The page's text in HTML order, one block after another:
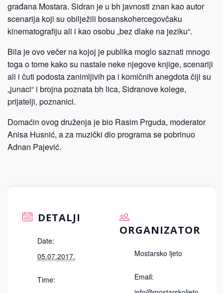
građana Mostara. Sidran je u bh javnosti znan kao autor
scenarija koji su obilježili bosanskohercegovčaku
kinematografiju ali i kao osobu „bez dlake na jeziku“.
Bila je ovo večer na kojoj je publika moglo saznati mnogo
toga o tome kako su nastale neke njegove knjige, scenariji
ali i čuti podosta zanimljivih pa i komičnih anegdota čiji su
„junaci“ i brojna poznata bh lica, Sidranove kolege,
prijatelji, poznanici.
Domaćin ovog druženja je bio Rasim Prguda, moderator
Anisa Husnić, a za muzički dio programa se pobrinuo
Adnan Pajević.
DETALJI
Date:
05.07.2017.
Time:
ORGANIZATOR
Mostarsko ljeto
Email: